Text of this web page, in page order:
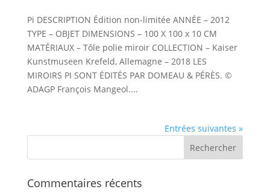
Pi DESCRIPTION Édition non-limitée ANNÉE – 2012
TYPE – OBJET DIMENSIONS – 100 X 100 x 10 CM
MATÉRIAUX – Tôle polie miroir COLLECTION – Kaiser
Kunstmuseen Krefeld, Allemagne – 2018 LES
MIROIRS PI SONT ÉDITÉS PAR DOMEAU & PÉRÈS. ©
ADAGP François Mangeol....
Entrées suivantes »
Commentaires récents